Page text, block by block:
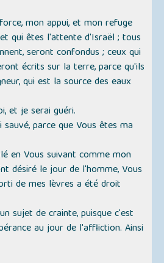
mon appui, et mon refuge
qui êtes l'attente d'Israël ; tous
seront confondus ; ceux qui
écrits sur la terre, parce qu'ils
qui est la source des eaux
et je serai guéri.
parce que Vous êtes ma
en Vous suivant comme mon
désiré le jour de l'homme, Vous
de mes lèvres a été droit
sujet de crainte, puisque c'est
au jour de l'affliction. Ainsi